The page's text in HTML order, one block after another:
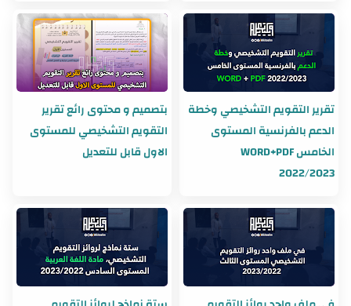
تقرير التقويم التشخيصي وخطة
الدعم بالفرنسية المستوى
الخامس WORD+PDF
2022/2023
بتصميم و محتوى رائع تقرير
التقويم التشخيصي للمستوى
الاول قابل للتعديل